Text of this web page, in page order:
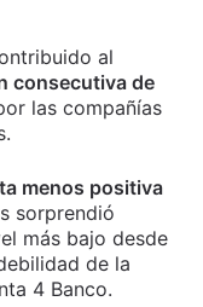
al
consecutiva de
las compañías
menos positiva
sorprendió
más bajo desde
de la
4 Banco.